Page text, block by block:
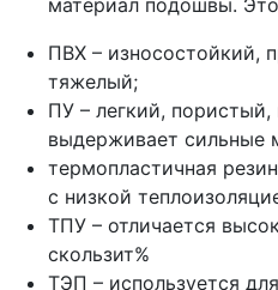
ПВХ – износостойкий,
тяжелый;
ПУ – легкий, пористый,
выдерживает сильные
термопластичная
с низкой
ТПУ – отличается
скользит%
ТЭП – используется